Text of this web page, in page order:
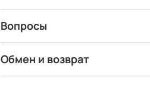
Вопросы
Обмен и возврат